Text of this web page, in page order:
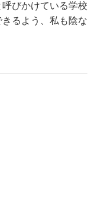
びかけている学校
るよう、私も陰な